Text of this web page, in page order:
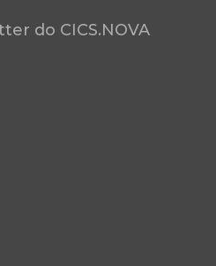
do CICS.NOVA